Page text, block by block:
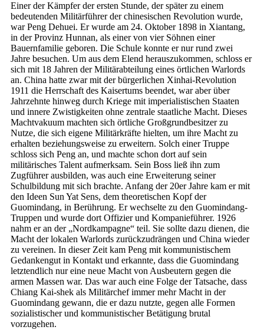
Einer der Kämpfer der ersten Stunde, der später zu einem
bedeutenden Militärführer der chinesischen Revolution wurde,
war Peng Dehuei. Er wurde am 24. Oktober 1898 in Xiantang,
in der Provinz Hunnan, als einer von vier Söhnen einer
Bauernfamilie geboren. Die Schule konnte er nur rund zwei
Jahre besuchen. Um aus dem Elend herauszukommen, schloss er
sich mit 18 Jahren der Militärabteilung eines örtlichen Warlords
an. China hatte zwar mit der bürgerlichen Xinhai-Revolution
1911 die Herrschaft des Kaisertums beendet, war aber über
Jahrzehnte hinweg durch Kriege mit imperialistischen Staaten
und innere Zwistigkeiten ohne zentrale staatliche Macht. Dieses
Machtvakuum machten sich örtliche Großgrundbesitzer zu
Nutze, die sich eigene Militärkräfte hielten, um ihre Macht zu
erhalten beziehungsweise zu erweitern. Solch einer Truppe
schloss sich Peng an, und machte schon dort auf sein
militärisches Talent aufmerksam. Sein Boss ließ ihn zum
Zugführer ausbilden, was auch eine Erweiterung seiner
Schulbildung mit sich brachte. Anfang der 20er Jahre kam er mit
den Ideen Sun Yat Sens, dem theoretischen Kopf der
Guomindang, in Berührung. Er wechselte zu den Guomindang-
Truppen und wurde dort Offizier und Kompanieführer. 1926
nahm er an der „Nordkampagne“ teil. Sie sollte dazu dienen, die
Macht der lokalen Warlords zurückzudrängen und China wieder
zu vereinen. In dieser Zeit kam Peng mit kommunistischem
Gedankengut in Kontakt und erkannte, dass die Guomindang
letztendlich nur eine neue Macht von Ausbeutern gegen die
armen Massen war. Das war auch eine Folge der Tatsache, dass
Chiang Kai-shek als Militärchef immer mehr Macht in der
Guomindang gewann, die er dazu nutzte, gegen alle Formen
sozialistischer und kommunistischer Betätigung brutal
vorzugehen.